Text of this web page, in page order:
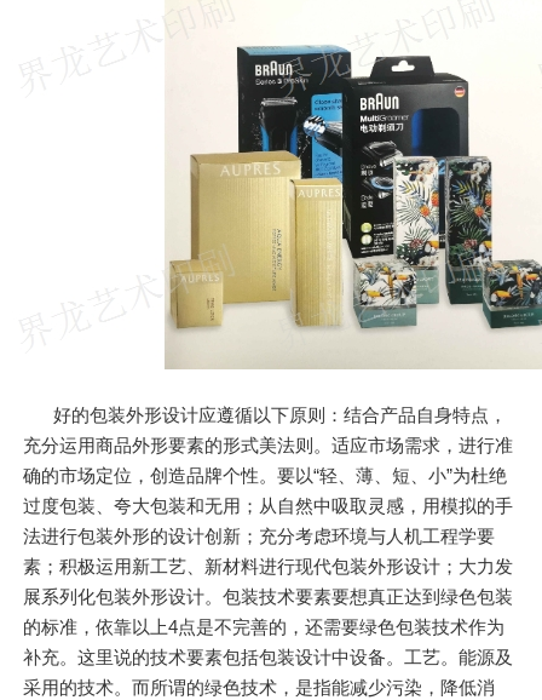
好的包装外形设计应遵循以下原则：结合产品自身特点，
充分运用商品外形要素的形式美法则。适应市场需求，进行准
确的市场定位，创造品牌个性。要以“轻、薄、短、小”为杜绝
过度包装、夸大包装和无用；从自然中吸取灵感，用模拟的手
法进行包装外形的设计创新；充分考虑环境与人机工程学要
素；积极运用新工艺、新材料进行现代包装外形设计；大力发
展系列化包装外形设计。包装技术要素要想真正达到绿色包装
的标准，依靠以上4点是不完善的，还需要绿色包装技术作为
补充。这里说的技术要素包括包装设计中设备。工艺。能源及
采用的技术。而所谓的绿色技术，是指能减少污染，降低消